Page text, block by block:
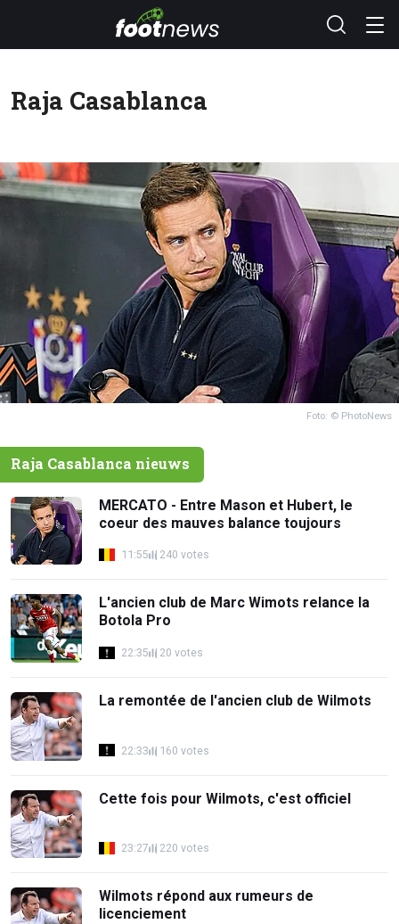
Raja Casablanca
Foto: © PhotoNews
Raja Casablanca nieuws
MERCATO - Entre Mason et Hubert, le
coeur des mauves balance toujours
11:55 240 votes
L'ancien club de Marc Wimots relance la
Botola Pro
22:35 20 votes
La remontée de l'ancien club de Wilmots
22:33 160 votes
Cette fois pour Wilmots, c'est officiel
23:27 220 votes
Wilmots répond aux rumeurs de
licenciement